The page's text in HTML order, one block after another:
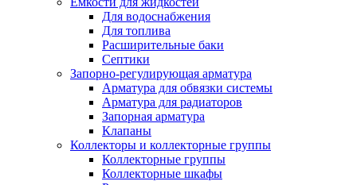
Для водоснабжения
Для топлива
Расширительные баки
Септики
Запорно-регулирующая арматура
Арматура для обвязки системы
Арматура для радиаторов
Запорная арматура
Клапаны
Коллекторы и коллекторные группы
Коллекторные группы
Коллекторные шкафы